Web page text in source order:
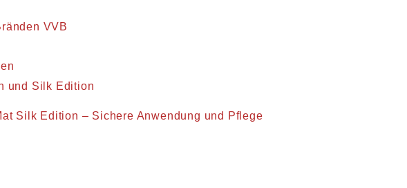
VVB
und Silk Edition
Silk Edition – Sichere Anwendung und Pflege